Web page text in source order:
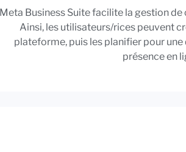
Meta Business Suite facilite la gestion
Ainsi, les utilisateurs/rices peuvent
plateforme, puis les planifier pour
présence en